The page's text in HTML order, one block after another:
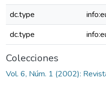
dc.type
dc.type
Colecciones
Vol. 6, Núm. 1 (2002):